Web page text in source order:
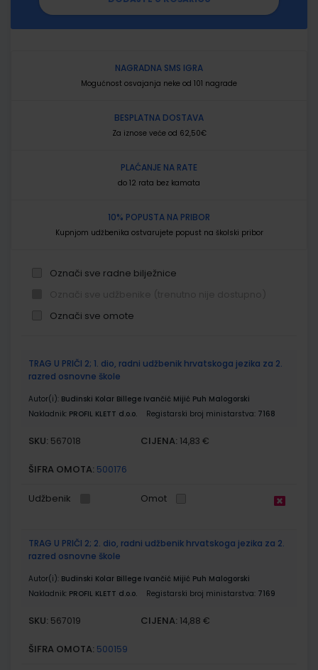
NAGRADNA SMS IGRA
Mogućnost osvajanja neke od 101 nagrade
BESPLATNA DOSTAVA
Za iznose veće od 62,50€
PLAĆANJE NA RATE
do 12 rata bez kamata
10% POPUSTA NA PRIBOR
Kupnjom udžbenika ostvarujete popust na školski pribor
Označi sve radne bilježnice
Označi sve omote
proizvodi
TRAG U PRIČI 2; 1. dio, radni udžbenik hrvatskoga jezika za 2.
razred osnovne škole
Autor(i): Budinski Kolar Billege Ivančić Mijić Puh Malogorski
Nakladnik: PROFIL KLETT d.o.o. Registarski broj ministarstva: 7168
SKU: 567018 CIJENA: 14,83 €
ŠIFRA OMOTA: 500176
Udžbenik Omot
TRAG U PRIČI 2; 2. dio, radni udžbenik hrvatskoga jezika za 2.
razred osnovne škole
Autor(i): Budinski Kolar Billege Ivančić Mijić Puh Malogorski
Nakladnik: PROFIL KLETT d.o.o. Registarski broj ministarstva: 7169
SKU: 567019 CIJENA: 14,88 €
ŠIFRA OMOTA: 500159